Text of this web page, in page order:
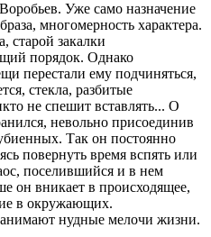
Уже само назначение
многомерность характера.
старой закалки
порядок. Однако
перестали ему подчиняться,
стекла, разбитые
не спешит вставлять... О
невольно присоединив
Так он постоянно
повернуть время вспять или
поселившийся и в нем
он вникает в происходящее,
в окружающих.
нудные мелочи жизни.